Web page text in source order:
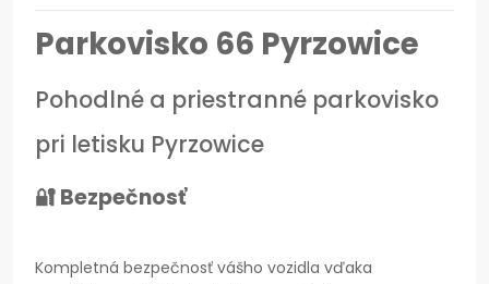
Parkovisko 66 Pyrzowice
Pohodlné a priestranné parkovisko
pri letisku Pyrzowice
🔐 Bezpečnosť
Kompletná bezpečnosť vášho vozidla vďaka